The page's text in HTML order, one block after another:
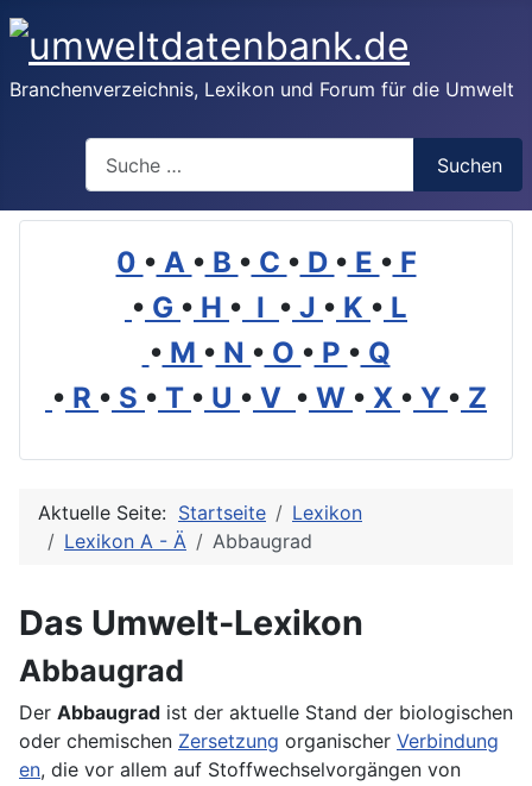
Branchenverzeichnis, Lexikon und Forum für die Umwelt
Suchen
0 • A • B • C • D • E • F
• G • H • I • J • K • L
• M • N • O • P • Q
• R • S • T • U • V • W • X • Y • Z
Aktuelle Seite: Startseite
Lexikon
Lexikon A - Ä
Abbaugrad
Das Umwelt-Lexikon
Abbaugrad
Der Abbaugrad ist der aktuelle Stand der biologischen
oder chemischen Zersetzung organischer Verbindung
en, die vor allem auf Stoffwechselvorgängen von